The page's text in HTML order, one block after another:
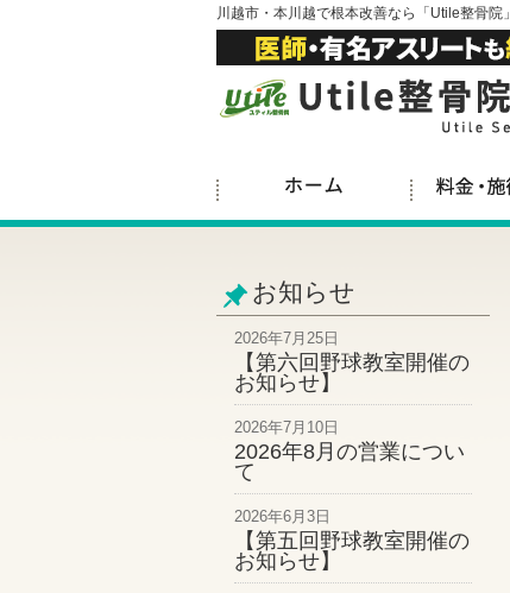
川越市・本川越で根本改善なら「Utile整骨院」
お知らせ
2026年7月25日
【第六回野球教室開催の
お知らせ】
2026年7月10日
2026年8月の営業につい
て
2026年6月3日
【第五回野球教室開催の
お知らせ】